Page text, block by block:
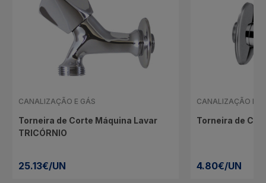
CANALIZAÇÃO E GÁS
Torneira de Corte Máquina Lavar
TRICÓRNIO
25.13€/UN
CANALIZAÇÃO E
Torneira de
4.80€/UN